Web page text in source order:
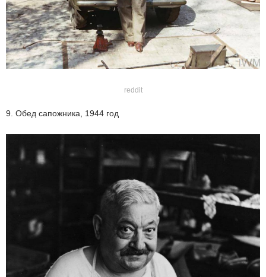
reddit
9. Обед сапожника, 1944 год